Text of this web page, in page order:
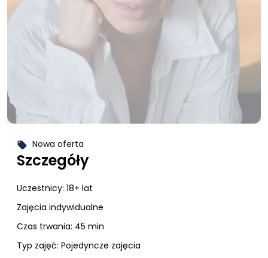
Szczegóły
local_offer Nowa oferta
Uczestnicy: 18+ lat
Zajęcia indywidualne
Czas trwania: 45 min
Typ zajęć: Pojedyncze zajęcia